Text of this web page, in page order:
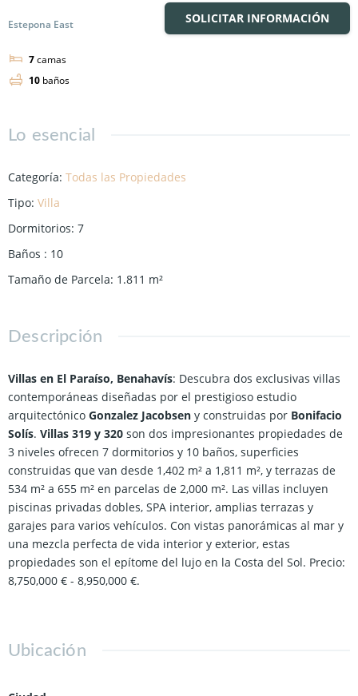
Estepona East
7camas
10 baños
SOLICITAR INFORMACIÓN
Lo esencial
Categoría: Todas las Propiedades
Tipo: Villa
Dormitorios: 7
Baños : 10
Tamaño de Parcela: 1.811 m²
Descripción
Villas en El Paraíso, Benahavís: Descubra dos exclusivas villas
contemporáneas diseñadas por el prestigioso estudio
arquitectónico Gonzalez Jacobsen y construidas por Bonifacio
Solís. Villas 319 y 320 son dos impresionantes propiedades de
3 niveles ofrecen 7 dormitorios y 10 baños, superficies
construidas que van desde 1,402 m² a 1,811 m², y terrazas de
534 m² a 655 m² en parcelas de 2,000 m². Las villas incluyen
piscinas privadas dobles, SPA interior, amplias terrazas y
garajes para varios vehículos. Con vistas panorámicas al mar y
una mezcla perfecta de vida interior y exterior, estas
propiedades son el epítome del lujo en la Costa del Sol. Precio:
8,750,000 € - 8,950,000 €.
Ubicación